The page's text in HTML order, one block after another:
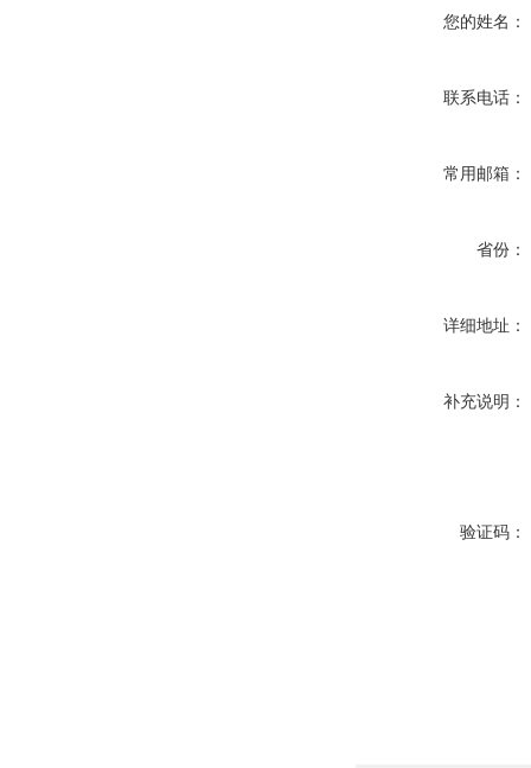
您的姓名：
联系电话：
常用邮箱：
省份：
详细地址：
补充说明：
验证码：